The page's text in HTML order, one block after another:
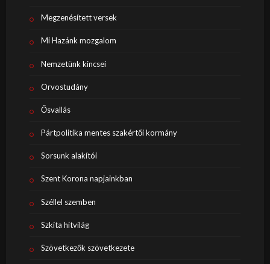
Megzenésített versek
Mi Hazánk mozgalom
Nemzetünk kincsei
Orvostudány
Ősvallás
Pártpolitika mentes szakértői kormány
Sorsunk alakítói
Szent Korona napjainkban
Széllel szemben
Szkíta hitvilág
Szövetkezők szövetkezete